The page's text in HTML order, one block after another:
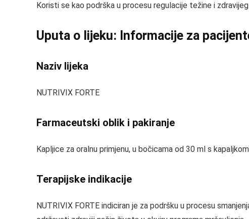
Koristi se kao podrška u procesu regulacije težine i
Uputa o lijeku: Informacije za
Naziv lijeka
NUTRIVIX FORTE
Farmaceutski oblik i pakiranje
Kapljice za oralnu primjenu, u bočicama od 30 ml s
Terapijske indikacije
NUTRIVIX FORTE indiciran je za podršku u procesu